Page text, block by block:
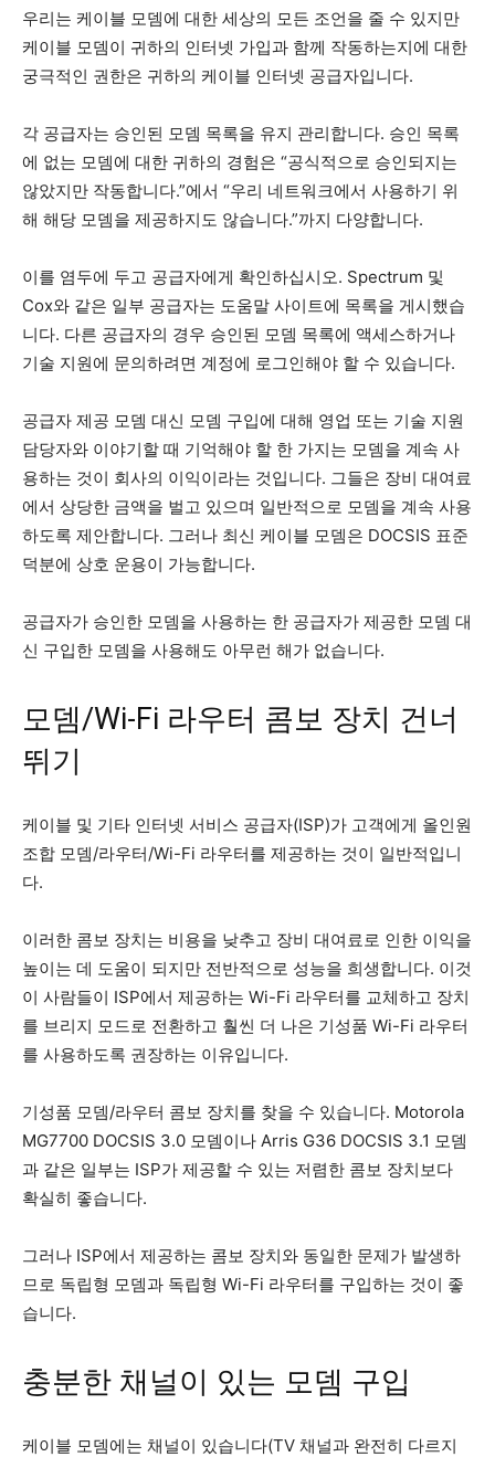
우리는 케이블 모뎀에 대한 세상의 모든 조언을 줄 수 있지만
케이블 모뎀이 귀하의 인터넷 가입과 함께 작동하는지에 대한
궁극적인 권한은 귀하의 케이블 인터넷 공급자입니다.
각 공급자는 승인된 모뎀 목록을 유지 관리합니다. 승인 목록
에 없는 모뎀에 대한 귀하의 경험은 “공식적으로 승인되지는
않았지만 작동합니다.”에서 “우리 네트워크에서 사용하기 위
해 해당 모뎀을 제공하지도 않습니다.”까지 다양합니다.
이를 염두에 두고 공급자에게 확인하십시오. Spectrum 및
Cox와 같은 일부 공급자는 도움말 사이트에 목록을 게시했습
니다. 다른 공급자의 경우 승인된 모뎀 목록에 액세스하거나
기술 지원에 문의하려면 계정에 로그인해야 할 수 있습니다.
공급자 제공 모뎀 대신 모뎀 구입에 대해 영업 또는 기술 지원
담당자와 이야기할 때 기억해야 할 한 가지는 모뎀을 계속 사
용하는 것이 회사의 이익이라는 것입니다. 그들은 장비 대여료
에서 상당한 금액을 벌고 있으며 일반적으로 모뎀을 계속 사용
하도록 제안합니다. 그러나 최신 케이블 모뎀은 DOCSIS 표준
덕분에 상호 운용이 가능합니다.
공급자가 승인한 모뎀을 사용하는 한 공급자가 제공한 모뎀 대
신 구입한 모뎀을 사용해도 아무런 해가 없습니다.
모뎀/Wi-Fi 라우터 콤보 장치 건너
뛰기
케이블 및 기타 인터넷 서비스 공급자(ISP)가 고객에게 올인원
조합 모뎀/라우터/Wi-Fi 라우터를 제공하는 것이 일반적입니
다.
이러한 콤보 장치는 비용을 낮추고 장비 대여료로 인한 이익을
높이는 데 도움이 되지만 전반적으로 성능을 희생합니다. 이것
이 사람들이 ISP에서 제공하는 Wi-Fi 라우터를 교체하고 장치
를 브리지 모드로 전환하고 훨씬 더 나은 기성품 Wi-Fi 라우터
를 사용하도록 권장하는 이유입니다.
기성품 모뎀/라우터 콤보 장치를 찾을 수 있습니다. Motorola
MG7700 DOCSIS 3.0 모뎀이나 Arris G36 DOCSIS 3.1 모뎀
과 같은 일부는 ISP가 제공할 수 있는 저렴한 콤보 장치보다
확실히 좋습니다.
그러나 ISP에서 제공하는 콤보 장치와 동일한 문제가 발생하
므로 독립형 모뎀과 독립형 Wi-Fi 라우터를 구입하는 것이 좋
습니다.
충분한 채널이 있는 모뎀 구입
케이블 모뎀에는 채널이 있습니다(TV 채널과 완전히 다르지